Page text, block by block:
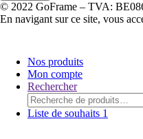
© 2022 GoFrame – TVA:
En navigant sur ce site, vous
Nos produits
Mon compte
Rechercher
Rechercher :
Liste de souhaits 1